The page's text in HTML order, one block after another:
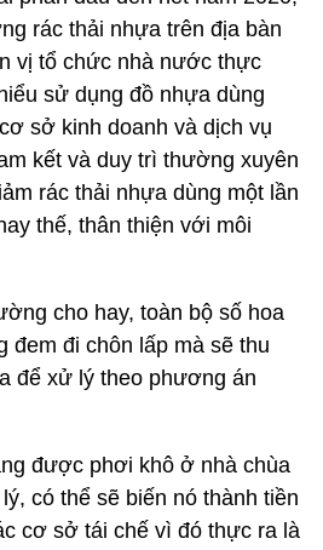
rác thải nhựa trên địa bàn
vị tổ chức nhà nước thực
sử dụng đồ nhựa dùng
sở kinh doanh và dịch vụ
kết và duy trì thường xuyên
rác thải nhựa dùng một lần
thế, thân thiện với môi
cho hay, toàn bộ số hoa
đem đi chôn lấp mà sẽ thu
để xử lý theo phương án
được phơi khô ở nhà chùa
có thể sẽ biến nó thành tiền
cơ sở tái chế vì đó thực ra là